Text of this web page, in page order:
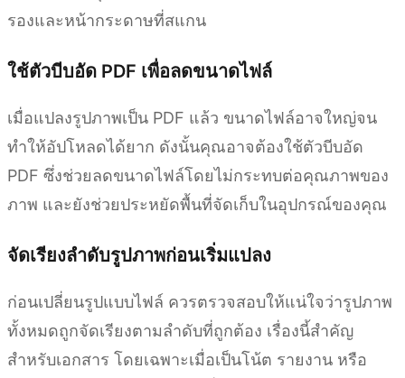
รองและหน้ากระดาษที่สแกน
ใช้ตัวบีบอัด PDF เพื่อลดขนาดไฟล์
เมื่อแปลงรูปภาพเป็น PDF แล้ว ขนาดไฟล์อาจใหญ่จน
ทำให้อัปโหลดได้ยาก ดังนั้นคุณอาจต้องใช้ตัวบีบอัด
PDF ซึ่งช่วยลดขนาดไฟล์โดยไม่กระทบต่อคุณภาพของ
ภาพ และยังช่วยประหยัดพื้นที่จัดเก็บในอุปกรณ์ของคุณ
จัดเรียงลำดับรูปภาพก่อนเริ่มแปลง
ก่อนเปลี่ยนรูปแบบไฟล์ ควรตรวจสอบให้แน่ใจว่ารูปภาพ
ทั้งหมดถูกจัดเรียงตามลำดับที่ถูกต้อง เรื่องนี้สำคัญ
สำหรับเอกสาร โดยเฉพาะเมื่อเป็นโน้ต รายงาน หรือ